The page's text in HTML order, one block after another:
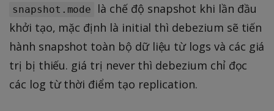
snapshot.mode
là chế độ snapshot khi lần đầu
khởi tạo, mặc định là initial thì debezium sẽ tiến
hành snapshot toàn bộ dữ liệu từ logs và các giá
trị bị thiếu. giá trị never thì debezium chỉ đọc
các log từ thời điểm tạo replication.